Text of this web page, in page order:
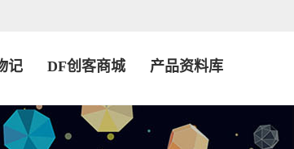
记 DF创客商城 产品资料库